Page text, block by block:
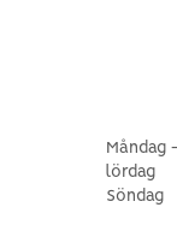
Måndag
lördag
Söndag